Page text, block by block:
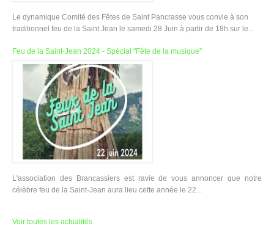
Le dynamique Comité des Fêtes de Saint Pancrasse vous convie à son
traditionnel feu de la Saint Jean le samedi 28 Juin à partir de 18h sur le...
Feu de la Saint-Jean 2024 - Spécial "Fête de la musique"
L'association des Brancassiers est ravie de vous annoncer que notre
célèbre feu de la Saint-Jean aura lieu cette année le 22...
Voir toutes les actualités